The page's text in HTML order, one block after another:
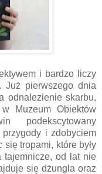
i bardzo liczy
Już pierwszego dnia
odnalezienie skarbu,
Muzeum Obiektów
podekscytowany
i zdobyciem
tropami, które były
tajemnicze, od lat nie
się dżungla oraz